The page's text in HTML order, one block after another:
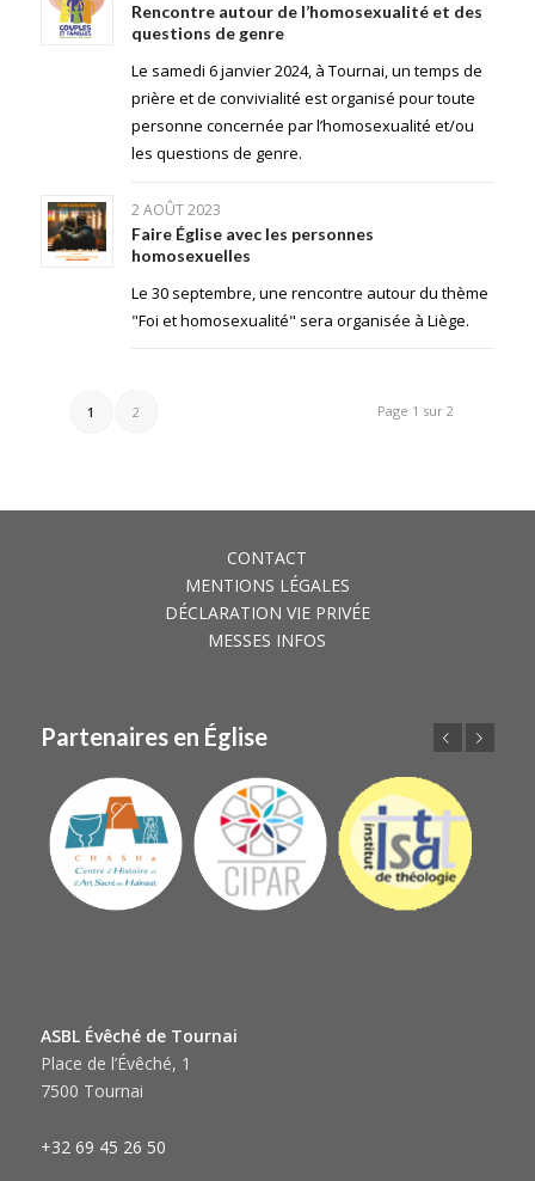
Rencontre autour de l’homosexualité et des
questions de genre
Le samedi 6 janvier 2024, à Tournai, un temps de
prière et de convivialité est organisé pour toute
personne concernée par l’homosexualité et/ou
les questions de genre.
2 AOÛT 2023
Faire Église avec les personnes
homosexuelles
Le 30 septembre, une rencontre autour du thème
"Foi et homosexualité" sera organisée à Liège.
Page 1 sur 2
1 2
CONTACT
MENTIONS LÉGALES
DÉCLARATION VIE PRIVÉE
MESSES INFOS
Partenaires en Église
ASBL Évêché de Tournai
Place de l’Évêché, 1
7500 Tournai
+32 69 45 26 50